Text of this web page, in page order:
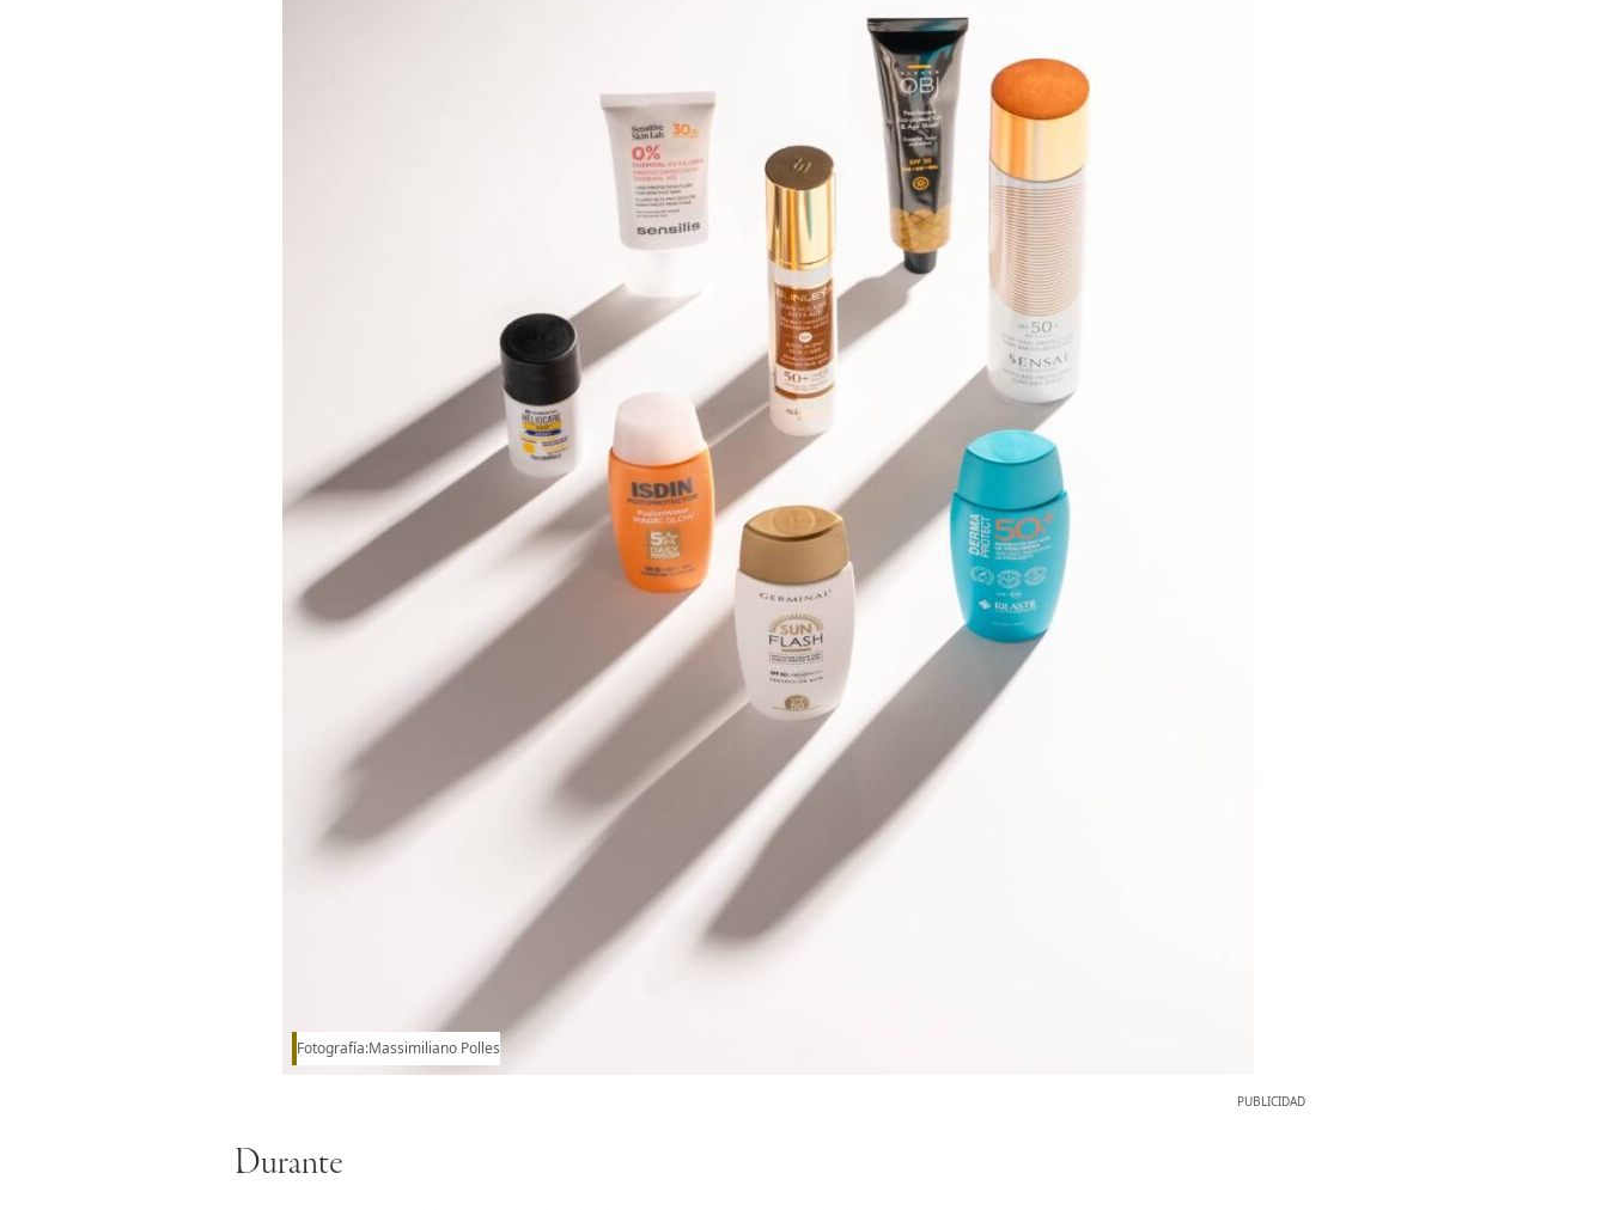
Fotografía:Massimiliano Polles
Durante